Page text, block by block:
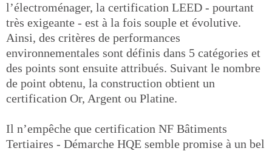
l’électroménager, la certification LEED - pourtant
très exigeante - est à la fois souple et évolutive.
Ainsi, des critères de performances
environnementales sont définis dans 5 catégories et
des points sont ensuite attribués. Suivant le nombre
de point obtenu, la construction obtient un
certification Or, Argent ou Platine.
Il n’empêche que certification NF Bâtiments
Tertiaires - Démarche HQE semble promise à un bel